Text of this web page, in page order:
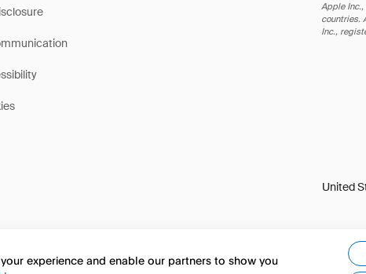
Apple
countries.
Inc.,
United
experience and enable our partners to show you